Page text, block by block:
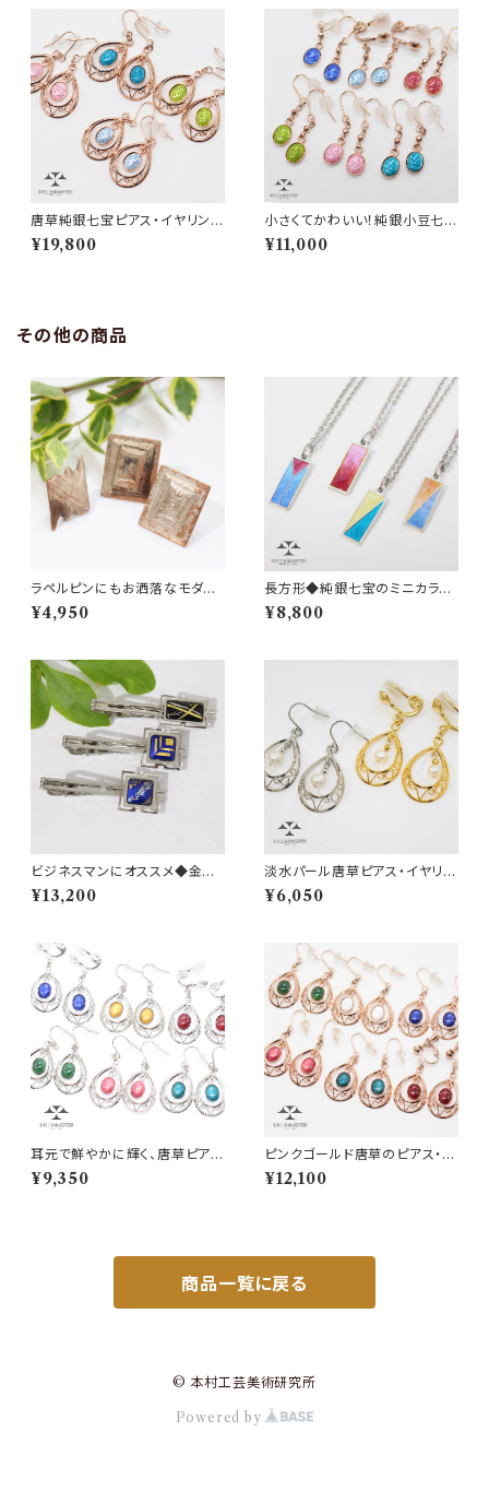
唐草純銀七宝ピアス・イヤリング
（ピンクゴールドカラー）
¥19,800
小さくてかわいい！純銀小豆七宝
ピアス・イヤリング（ピンクゴー
ルドカラー）
¥11,000
その他の商品
ラペルピンにもお洒落なモダン
な銀流しのピンバッチ◆プレゼ
ントにも
¥4,950
長方形◆純銀七宝のミニカラー
タイルネックレス
¥8,800
ビジネスマンにオススメ◆金箔・
プラチナ箔のネクタイピン
¥13,200
淡水パール唐草ピアス・イヤリン
グ◆デイリー仕様 A fresh w
ater pearl piercings with ar
¥6,050
耳元で鮮やかに輝く、唐草ピアス
（イヤリング）
¥9,350
ピンクゴールド唐草のピアス・イ
ヤリング
¥12,100
商品一覧に戻る
© 本村工芸美術研究所
Powered by